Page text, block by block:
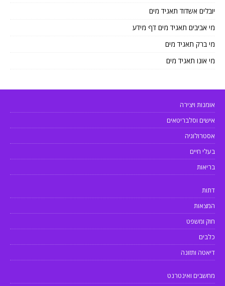
יובלים אשדוד תאגיד מים
מי אביבים תאגיד מים דף מידע
מי ברק תאגיד מים
מי אונו תאגיד מים
אומנות ויצירה
אישים וסלבריטאים
אסטרולוגיה
בעלי חיים
בריאות
דתות
המצאות
חוק ומשפט
כלבים
דיאטה ותזונה
מחשבים ואינטרנט